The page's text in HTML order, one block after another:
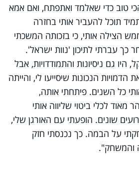
טוב כדי שאלמד ואתפתח, ואם אמא
תוכל להעביר אותי בחזרה
הצילה אותי, כי בזכותה המשכתי
כך עברתי לתיכון 'נוות ישראל'.
היו גם ניסיונות והתמודדויות, אבל
הנכונות שיסייעו לי, והייתה
כל השנים. פיתחתי אותה,
לכלי ביטוי שליווה אותי
שונים. הופעתי עם האורגן שלי,
על הבמה. כך נכנסתי חזק
והמשחק".